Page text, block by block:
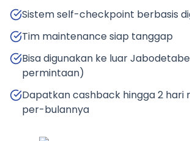
Sistem self-checkpoint berbasis
Tim maintenance siap tanggap
Bisa digunakan ke luar
permintaan)
Dapatkan cashback hingga 2 hari
per-bulannya